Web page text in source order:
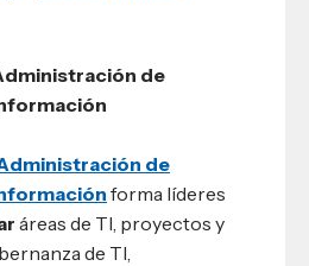
de
de
forma líderes
áreas de TI, proyectos y
de TI,